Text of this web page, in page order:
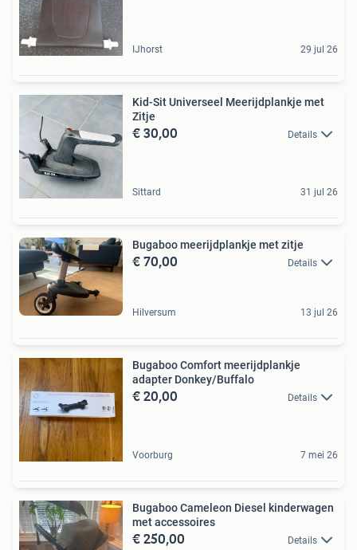
IJhorst 29 jul 26
Kid-Sit Universeel Meerijdplankje met
Zitje
€ 30,00 Details
Sittard 31 jul 26
Bugaboo meerijdplankje met zitje
€ 70,00 Details
Hilversum 13 jul 26
Bugaboo Comfort meerijdplankje
adapter Donkey/Buffalo
€ 20,00 Details
Voorburg 7 mei 26
Bugaboo Cameleon Diesel kinderwagen
met accessoires
€ 250,00 Details